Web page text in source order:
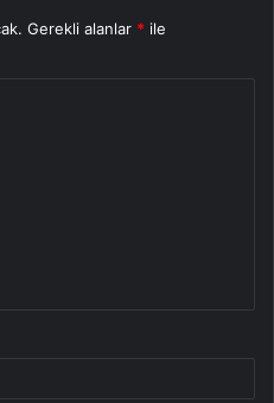
Gerekli alanlar * ile